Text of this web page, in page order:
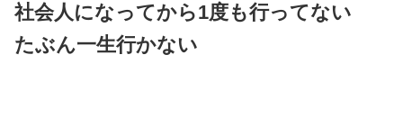
社会人になってから1度も行ってない
たぶん一生行かない